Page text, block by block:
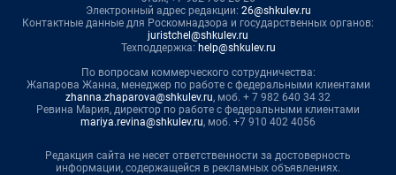
Электронный адрес редакции: 26@shkulev.ru
Контактные данные для Роскомнадзора и государственных органов:
juristchel@shkulev.ru
Техподдержка: help@shkulev.ru
По вопросам коммерческого сотрудничества:
Жапарова Жанна, менеджер по работе с федеральными клиентами
zhanna.zhaparova@shkulev.ru, моб. + 7 982 640 34 32
Ревина Мария, директор по работе с федеральными клиентами
mariya.revina@shkulev.ru, моб. +7 910 402 4056
Редакция сайта не несет ответственности за достоверность
информации, содержащейся в рекламных объявлениях.